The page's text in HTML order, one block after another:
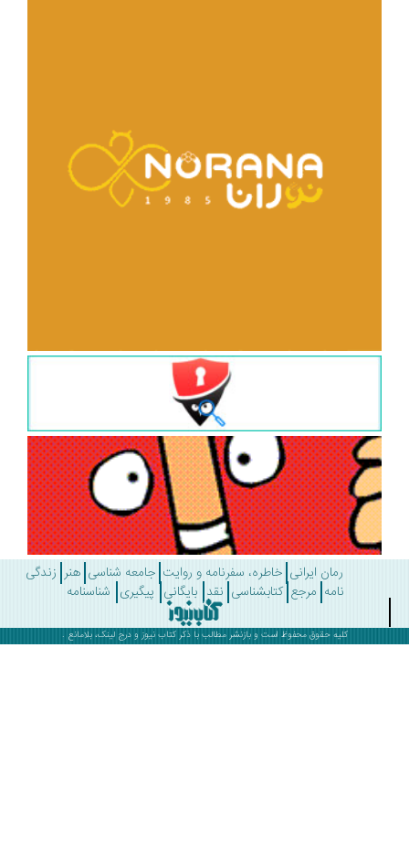
رمان ایرانی خاطره، سفرنامه و روایت جامعه شناسی هنر زندگی
مرجع کتابشناسی نقد بایگانی پیگیری شناسنامه
کلیه حقوق محفوظ است و بازنشر مطالب با ذکرکتاب نیوزو درج لینک، بلامانع .